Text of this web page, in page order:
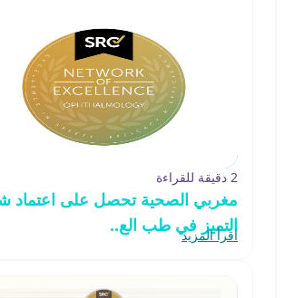
2 دقيقة للقراءة
مغربي الصحية تحصل على اعتماد
التميز في طب الع..
اقرأ المزيد